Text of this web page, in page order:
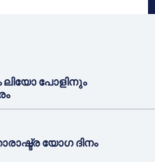
ലിയോ പോളിനും
യോഗ ദിനം